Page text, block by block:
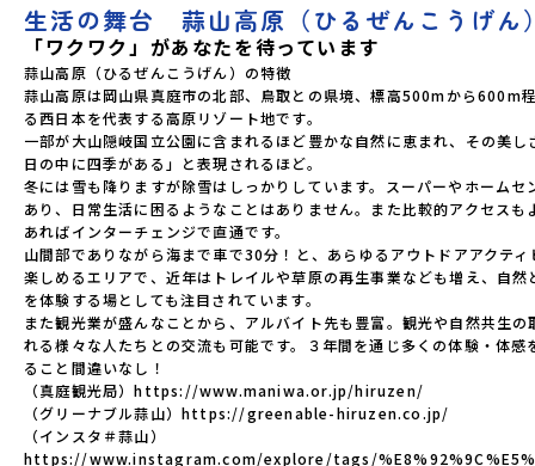
生活の舞台 蒜山高原（ひるぜんこうげん
「ワクワク」があなたを待っています
蒜山高原（ひるぜんこうげん）の特徴
蒜山高原は岡山県真庭市の北部、鳥取との県境、標高500mから600m
る西日本を代表する高原リゾート地です。
一部が大山隠岐国立公園に含まれるほど豊かな自然に恵まれ、その美し
日の中に四季がある」と表現されるほど。
冬には雪も降りますが除雪はしっかりしています。スーパーやホームセ
あり、日常生活に困るようなことはありません。また比較的アクセスも
あればインターチェンジで直通です。
山間部でありながら海まで車で30分！と、あらゆるアウトドアアクティ
楽しめるエリアで、近年はトレイルや草原の再生事業なども増え、自然
を体験する場としても注目されています。
また観光業が盛んなことから、アルバイト先も豊富。観光や自然共生の
れる様々な人たちとの交流も可能です。３年間を通じ多くの体験・体感
ること間違いなし！
（真庭観光局）https://www.maniwa.or.jp/hiruzen/
（グリーナブル蒜山）https://greenable-hiruzen.co.jp/
（インスタ＃蒜山）
https://www.instagram.com/explore/tags/